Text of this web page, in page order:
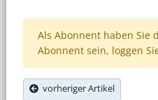
Als Abonnent haben Sie
Abonnent sein, loggen
vorheriger Artikel